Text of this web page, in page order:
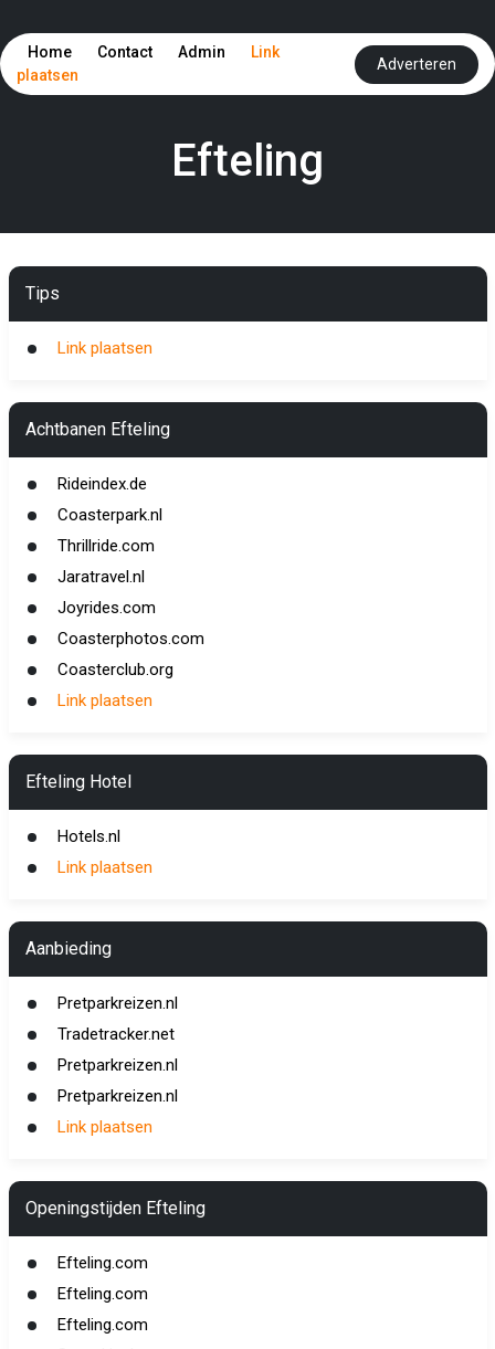
Home Contact Admin
Link
plaatsen
Adverteren
Efteling
Tips
Link plaatsen
Achtbanen Efteling
Rideindex.de
Coasterpark.nl
Thrillride.com
Jaratravel.nl
Joyrides.com
Coasterphotos.com
Coasterclub.org
Link plaatsen
Efteling Hotel
Hotels.nl
Link plaatsen
Aanbieding
Pretparkreizen.nl
Tradetracker.net
Pretparkreizen.nl
Pretparkreizen.nl
Link plaatsen
Openingstijden Efteling
Efteling.com
Efteling.com
Efteling.com